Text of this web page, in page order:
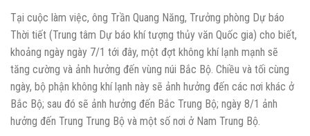
Tại cuộc làm việc, ông Trần Quang Năng, Trưởng phòng Dự báo
Thời tiết (Trung tâm Dự báo khí tượng thủy văn Quốc gia) cho biết,
khoảng ngày ngày 7/1 tới đây, một đợt không khí lạnh mạnh sẽ
tăng cường và ảnh hưởng đến vùng núi Bắc Bộ. Chiều và tối cùng
ngày, bộ phận không khí lạnh này sẽ ảnh hưởng đến các nơi khác ở
Bắc Bộ; sau đó sẽ ảnh hưởng đến Bắc Trung Bộ; ngày 8/1 ảnh
hưởng đến Trung Trung Bộ và một số nơi ở Nam Trung Bộ.